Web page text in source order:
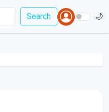
Search 🌙